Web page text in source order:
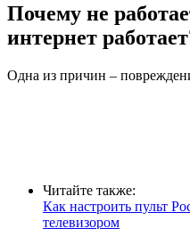
Почему не
интернет
Одна из причин –
Читайте также:
Как настроить пульт
телевизором